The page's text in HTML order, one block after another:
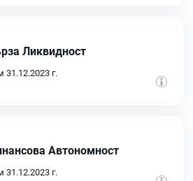
Ликвидност
31.12.2023 г.
Автономност
31.12.2023 г.